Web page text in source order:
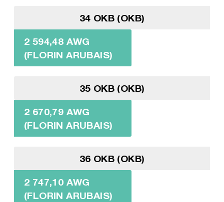
34 OKB (OKB)
2 594,48 AWG
(FLORIN ARUBAIS)
35 OKB (OKB)
2 670,79 AWG
(FLORIN ARUBAIS)
36 OKB (OKB)
2 747,10 AWG
(FLORIN ARUBAIS)